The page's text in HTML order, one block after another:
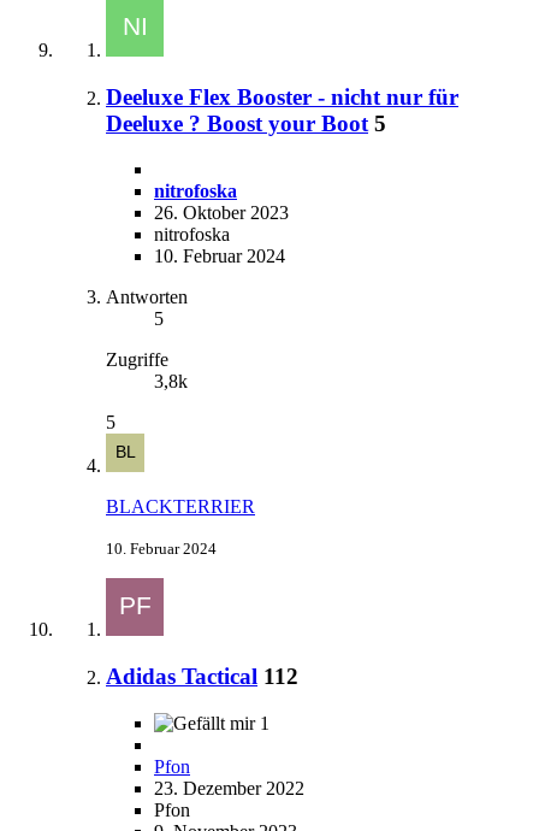
Deeluxe Flex Booster - nicht nur für
Deeluxe ? Boost your Boot 5
nitrofoska
26. Oktober 2023
nitrofoska
10. Februar 2024
Antworten
5
Zugriffe
3,8k
5
BLACKTERRIER
10. Februar 2024
Adidas Tactical 112
1
Pfon
23. Dezember 2022
Pfon